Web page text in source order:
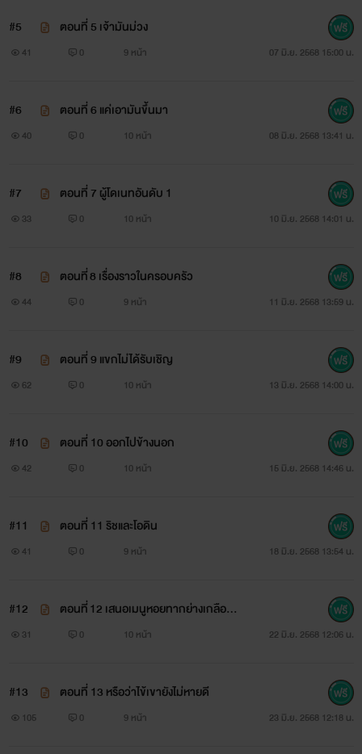
#5 ตอนที่ 5 เจ้ามันม่วง
41 0 9 หน้า 07 มิ.ย. 2568 15:00 น.
#6 ตอนที่ 6 แค่เอามันขึ้นมา
40 0 10 หน้า 08 มิ.ย. 2568 13:41 น.
#7 ตอนที่ 7 ผู้โดเนทอันดับ 1
33 0 10 หน้า 10 มิ.ย. 2568 14:01 น.
#8 ตอนที่ 8 เรื่องราวในครอบครัว
44 0 9 หน้า 11 มิ.ย. 2568 13:59 น.
#9 ตอนที่ 9 แขกไม่ได้รับเชิญ
62 0 10 หน้า 13 มิ.ย. 2568 14:00 น.
#10 ตอนที่ 10 ออกไปข้างนอก
42 0 10 หน้า 15 มิ.ย. 2568 14:46 น.
#11 ตอนที่ 11 ริชและโอดิน
41 0 9 หน้า 18 มิ.ย. 2568 13:54 น.
#12
ตอนที่ 12 เสนอเมนูหอยทากย่างเกลือพ
ริกไทย
31 0 10 หน้า 22 มิ.ย. 2568 12:06 น.
#13 ตอนที่ 13 หรือว่าไข้เขายังไม่หายดี
105 0 9 หน้า 23 มิ.ย. 2568 12:18 น.